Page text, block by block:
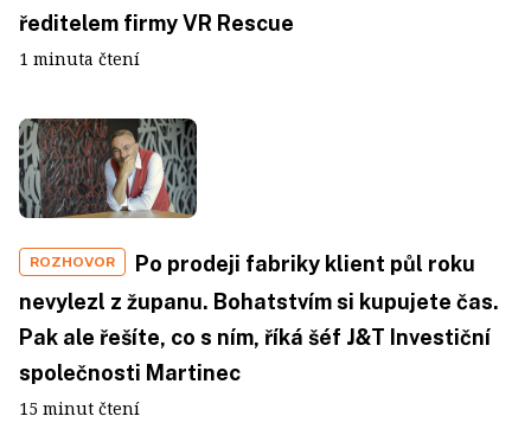
ředitelem firmy VR Rescue
1 minuta čtení
ROZHOVOR
Po prodeji fabriky klient půl roku
nevylezl z županu. Bohatstvím si kupujete čas.
Pak ale řešíte, co s ním, říká šéf J&T Investiční
společnosti Martinec
15 minut čtení